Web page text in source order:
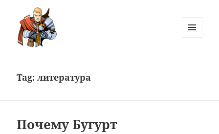
Tag:литература
Почему Бугурт